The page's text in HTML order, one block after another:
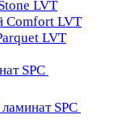
LVT
Comfort LVT
LVT
SPC
SPC